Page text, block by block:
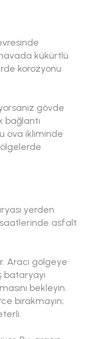
kükürtlü
korozyonu
gövde
bağlantı
ova ikliminde
yerden
saatlerinde asfalt
Aracı gölgeye
bataryayı
bekleyin.
bırakmayın;